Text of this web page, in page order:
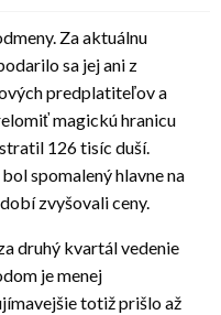
Za aktuálnu
sa jej ani z
predplatiteľov a
magickú hranicu
126 tisíc duší.
spomalený hlavne na
zvyšovali ceny.
druhý kvartál vedenie
je menej
totiž prišlo až